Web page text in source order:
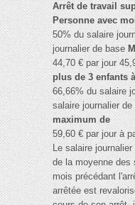
Arrêt de travail
Personne avec
50% du salaire
journalier de base
44,70 € par jour
plus de 3 enfants
66,66% du salaire
salaire journalier
maximum de
59,60 € par jour à
Le salaire
de la moyenne des
mois précédant
arrêtée est